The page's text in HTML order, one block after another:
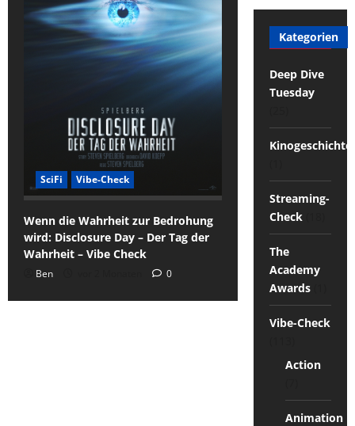
SciFi Vibe-Check
Wenn die Wahrheit zur Bedrohung
wird: Disclosure Day – Der Tag der
Wahrheit – Vibe Check
Ben 0
Kategorien
Deep Dive
Tuesday
Kinogeschichte
Streaming-
Check(18)
The
Academy
Awards(1)
Vibe-Check
Action
Animation